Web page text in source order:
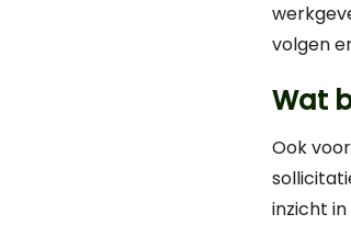
volgen
Wat
Ook
inzicht